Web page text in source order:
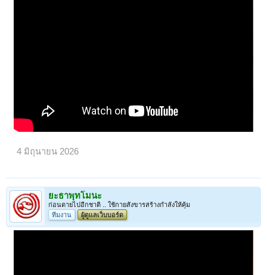
4 มิถุนายน 2026
ยะธาพุทโมนะ
ก่อนตายไปอีกชาติ .. ใช้กายสังขารสร้างกำลังให้คุ้ม
ทีมงาน
ผู้ดูแลเว็บบอร์ด